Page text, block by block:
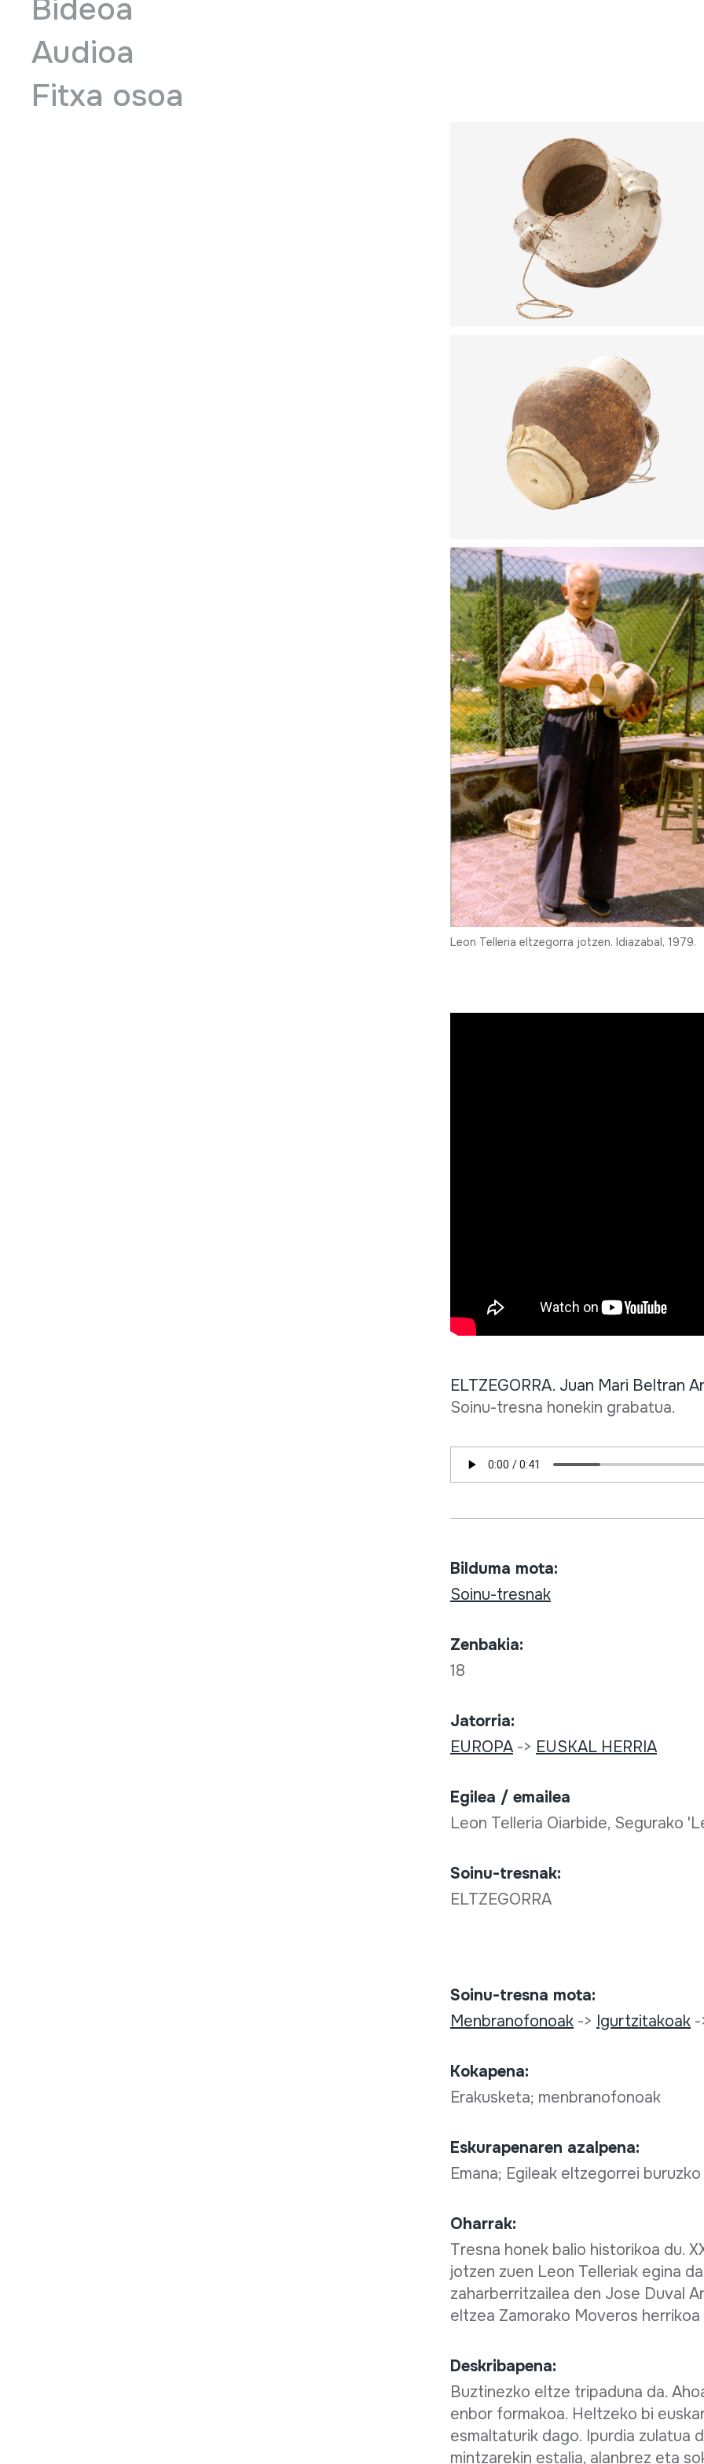
Bideoa
Audioa
Fitxa osoa
Leon Telleria eltzegorra jotzen. Idiazabal, 1979.
ELTZEGORRA. Juan Mari Beltran
Soinu-tresna honekin grabatua.
Bilduma mota:
Soinu-tresnak
Zenbakia:
18
Jatorria:
EUROPA-> EUSKAL HERRIA
Egilea / emailea
Leon Telleria Oiarbide, Segurako
Soinu-tresnak:
ELTZEGORRA
Soinu-tresna mota:
Menbranofonoak-> Igurtzitakoak-
Kokapena:
Erakusketa; menbranofonoak
Eskurapenaren azalpena:
Emana; Egileak eltzegorrei
Oharrak:
Tresna honek balio historikoa du.
jotzen zuen Leon Telleriak egina
zaharberritzailea den Jose Duval
eltzea Zamorako Moveros herrikoa
Deskribapena:
Buztinezko eltze tripaduna da.
enbor formakoa. Heltzeko bi
esmaltaturik dago. Ipurdia zulatua
mintzarekin estalia, alanbrez eta